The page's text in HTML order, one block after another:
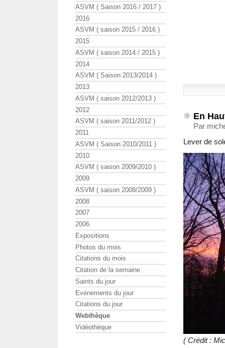
En
Par
Lever de
( Crédit :
ASVM ( Saison 2016 / 2017 )
2016
ASVM ( saison 2015 / 2016 )
2015
ASVM ( saison 2014 / 2015 )
2014
ASVM ( Saison 2013/2014 )
2013
ASVM ( saison 2012/2013 )
2012
ASVM ( saison 2011/2012 )
2011
ASVM ( Saison 2010/2011 )
2010
ASVM ( saison 2009/2010 )
2009
ASVM ( saison 2008/2009 )
2008
2007
2006
Expositions
Photos du mois
Citations du mois
Citation de la semaine
Saints du jour
Evénements du jour
Citations du jour
Webthèque
Vidéothèque